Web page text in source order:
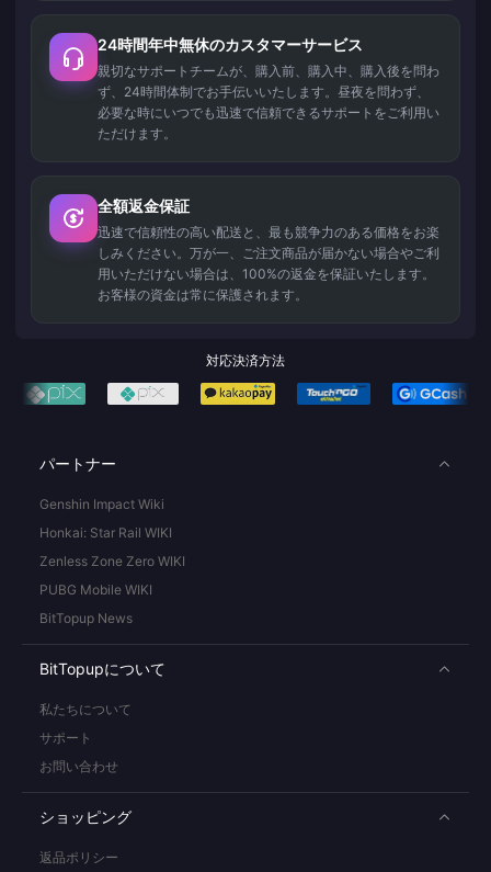
24時間年中無休のカスタマーサービス
親切なサポートチームが、購入前、購入中、購入後を問わ
ず、24時間体制でお手伝いいたします。昼夜を問わず、
必要な時にいつでも迅速で信頼できるサポートをご利用い
ただけます。
全額返金保証
迅速で信頼性の高い配送と、最も競争力のある価格をお楽
しみください。万が一、ご注文商品が届かない場合やご利
用いただけない場合は、100%の返金を保証いたします。
お客様の資金は常に保護されます。
対応決済方法
パートナー
Genshin Impact Wiki
Honkai: Star Rail WIKI
Zenless Zone Zero WIKI
PUBG Mobile WIKI
BitTopup News
BitTopupについて
私たちについて
サポート
お問い合わせ
ショッピング
返品ポリシー